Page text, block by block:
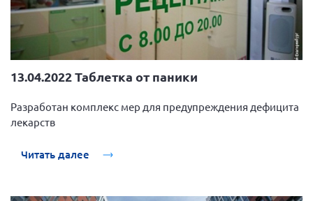
13.04.2022 Таблетка от паники
Разработан комплекс мер для предупреждения дефицита
лекарств
Читать далее